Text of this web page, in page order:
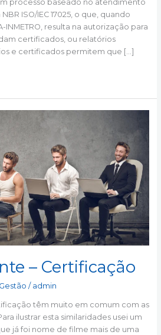
processo baseado no atendimento
ISO/IEC 17025, o que, quando
resulta na autorização para
certificados, ou relatórios
e certificados permitem que […]
– Certificação
Gestão / admin
têm muito em comum com as
ilustrar esta similaridades usei um
já foi nome de filme mais de uma